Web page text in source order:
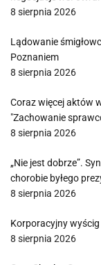
8 sierpnia 2026
Lądowanie
Poznaniem
8 sierpnia 2026
Coraz więcej aktów
"Zachowanie
8 sierpnia 2026
„Nie jest dobrze”.
chorobie byłego
8 sierpnia 2026
Korporacyjny
8 sierpnia 2026